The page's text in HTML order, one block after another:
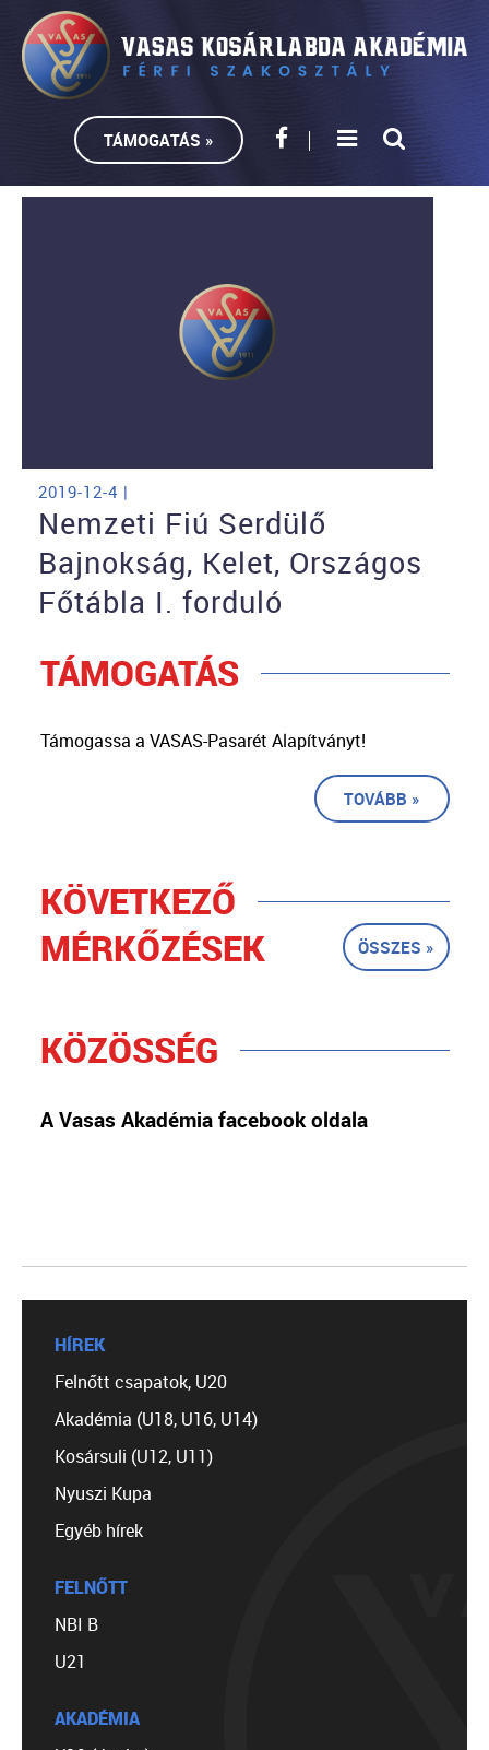
TÁMOGATÁS »
2019-12-4 |
Nemzeti Fiú Serdülő
Bajnokság, Kelet, Országos
Főtábla I. forduló
TÁMOGATÁS
Támogassa a VASAS-Pasarét Alapítványt!
TOVÁBB »
KÖVETKEZŐ
MÉRKŐZÉSEK
ÖSSZES »
KÖZÖSSÉG
A Vasas Akadémia facebook oldala
HÍREK
Felnőtt csapatok, U20
Akadémia (U18, U16, U14)
Kosársuli (U12, U11)
Nyuszi Kupa
Egyéb hírek
FELNŐTT
NBI B
U21
AKADÉMIA